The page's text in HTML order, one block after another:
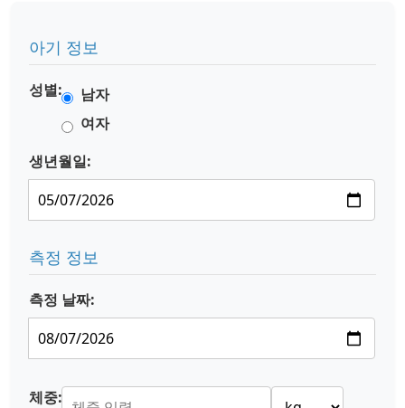
아기 정보
성별:
남자
여자
생년월일:
측정 정보
측정 날짜:
체중: